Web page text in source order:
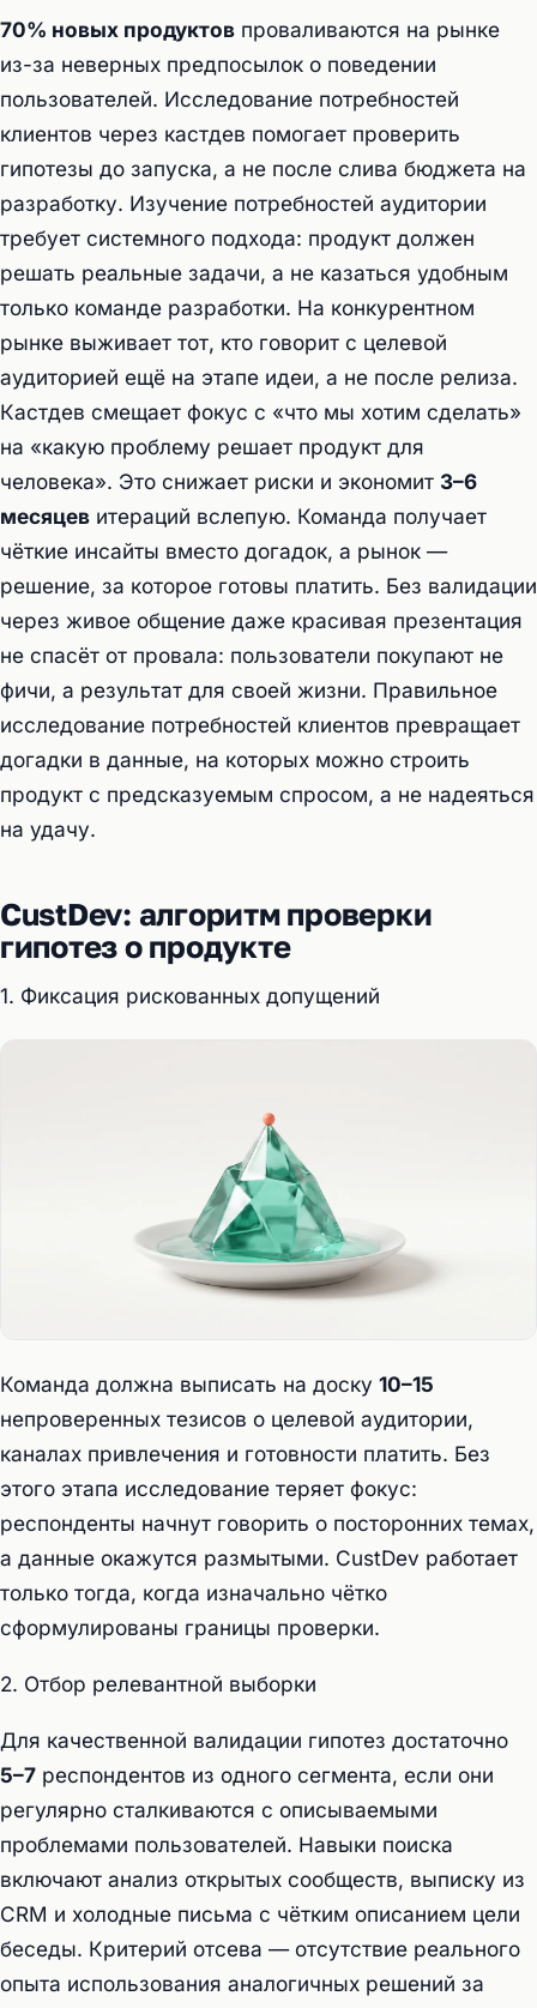
70% новых продуктов проваливаются на рынке
из-за неверных предпосылок о поведении
пользователей. Исследование потребностей
клиентов через кастдев помогает проверить
гипотезы до запуска, а не после слива бюджета на
разработку. Изучение потребностей аудитории
требует системного подхода: продукт должен
решать реальные задачи, а не казаться удобным
только команде разработки. На конкурентном
рынке выживает тот, кто говорит с целевой
аудиторией ещё на этапе идеи, а не после релиза.
Кастдев смещает фокус с «что мы хотим сделать»
на «какую проблему решает продукт для
человека». Это снижает риски и экономит 3–6
месяцев итераций вслепую. Команда получает
чёткие инсайты вместо догадок, а рынок —
решение, за которое готовы платить. Без валидации
через живое общение даже красивая презентация
не спасёт от провала: пользователи покупают не
фичи, а результат для своей жизни. Правильное
исследование потребностей клиентов превращает
догадки в данные, на которых можно строить
продукт с предсказуемым спросом, а не надеяться
на удачу.
CustDev: алгоритм проверки
гипотез о продукте
1. Фиксация рискованных допущений
Команда должна выписать на доску 10–15
непроверенных тезисов о целевой аудитории,
каналах привлечения и готовности платить. Без
этого этапа исследование теряет фокус:
респонденты начнут говорить о посторонних темах,
а данные окажутся размытыми. CustDev работает
только тогда, когда изначально чётко
сформулированы границы проверки.
2. Отбор релевантной выборки
Для качественной валидации гипотез достаточно
5–7 респондентов из одного сегмента, если они
регулярно сталкиваются с описываемыми
проблемами пользователей. Навыки поиска
включают анализ открытых сообществ, выписку из
CRM и холодные письма с чётким описанием цели
беседы. Критерий отсева — отсутствие реального
опыта использования аналогичных решений за